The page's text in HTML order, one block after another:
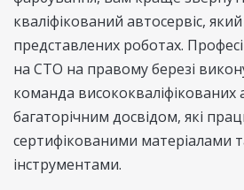
кваліфікований автосервіс, який
представлених роботах.
на СТО на правому березі
команда висококваліфікованих
багаторічним досвідом, які
сертифікованими матеріалами
інструментами.